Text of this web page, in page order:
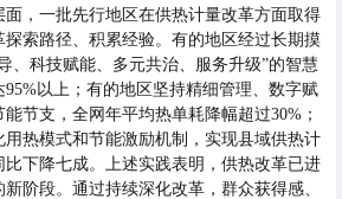
，一批先行地区在供热计量改革方面取得
索路径、积累经验。有的地区经过长期摸
、科技赋能、多元共治、服务升级”的智慧
以上；有的地区坚持精细管理、数字赋
节支，全网年平均热单耗降幅超过30%；
热模式和节能激励机制，实现县域供热计
下降七成。上述实践表明，供热改革已进
阶段。通过持续深化改革，群众获得感、